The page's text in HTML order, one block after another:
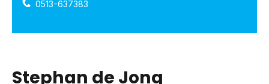
0513-637383
Stephan de Jong